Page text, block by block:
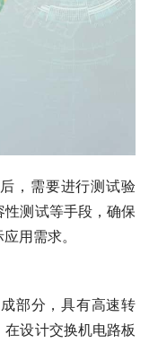
，需要进行测试验
测试等手段，确保
用需求。
部分，具有高速转
设计交换机电路板